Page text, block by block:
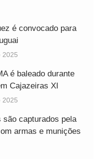
é convocado para
2025
é baleado durante
Cajazeiras XI
2025
são capturados pela
armas e munições